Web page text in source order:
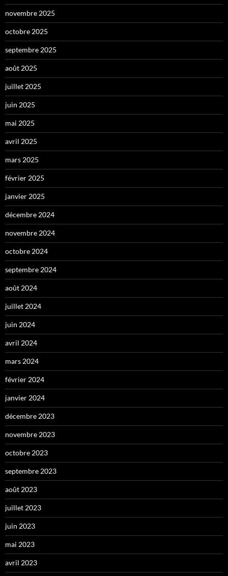
novembre 2025
octobre 2025
septembre 2025
août 2025
juillet 2025
juin 2025
mai 2025
avril 2025
mars 2025
février 2025
janvier 2025
décembre 2024
novembre 2024
octobre 2024
septembre 2024
août 2024
juillet 2024
juin 2024
avril 2024
mars 2024
février 2024
janvier 2024
décembre 2023
novembre 2023
octobre 2023
septembre 2023
août 2023
juillet 2023
juin 2023
mai 2023
avril 2023